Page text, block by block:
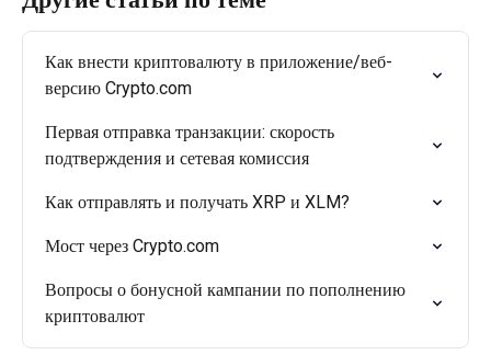
Как внести криптовалюту в приложение/веб-
версию Crypto.com
Первая отправка транзакции: скорость
подтверждения и сетевая комиссия
Как отправлять и получать XRP и XLM?
Мост через Crypto.com
Вопросы о бонусной кампании по пополнению
криптовалют